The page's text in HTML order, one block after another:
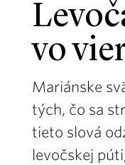
vo
Mariánske
tých, čo sa
tieto slová
levočskej